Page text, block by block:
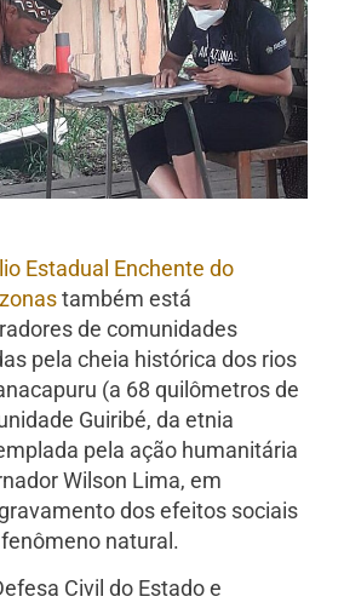
Estadual Enchente do
também está
de comunidades
pela cheia histórica dos rios
(a 68 quilômetros de
Guiribé, da etnia
pela ação humanitária
Wilson Lima, em
dos efeitos sociais
natural.
Civil do Estado e